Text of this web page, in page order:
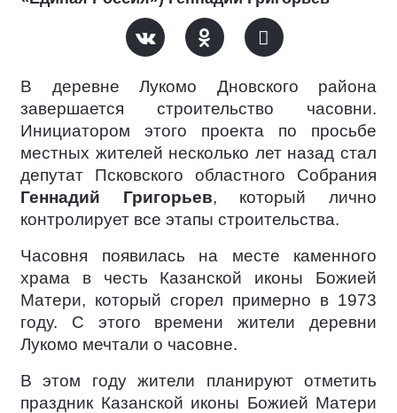
В деревне Лукомо Дновского района
завершается строительство часовни.
Инициатором этого проекта по просьбе
местных жителей несколько лет назад стал
депутат Псковского областного Собрания
Геннадий Григорьев, который лично
контролирует все этапы строительства.
Часовня появилась на месте каменного
храма в честь Казанской иконы Божией
Матери, который сгорел примерно в 1973
году. С этого времени жители деревни
Лукомо мечтали о часовне.
В этом году жители планируют отметить
праздник Казанской иконы Божией Матери